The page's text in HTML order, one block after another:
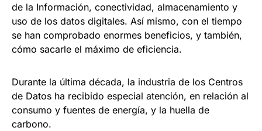
de la Información, conectividad, almacenamiento y
uso de los datos digitales. Así mismo, con el tiempo
se han comprobado enormes beneficios, y también,
cómo sacarle el máximo de eficiencia.
Durante la última década, la industria de los Centros
de Datos ha recibido especial atención, en relación al
consumo y fuentes de energía, y la huella de
carbono.